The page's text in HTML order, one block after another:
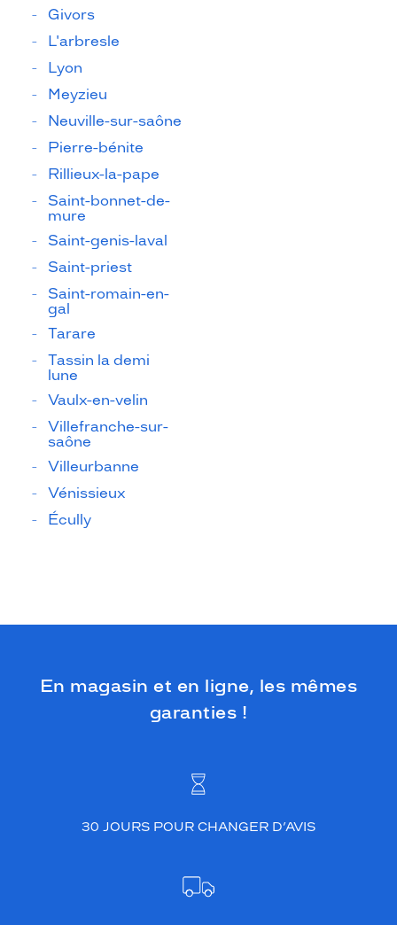
Givors
L'arbresle
Lyon
Meyzieu
Neuville-sur-saône
Pierre-bénite
Rillieux-la-pape
Saint-bonnet-de-
mure
Saint-genis-laval
Saint-priest
Saint-romain-en-
gal
Tarare
Tassin la demi
lune
Vaulx-en-velin
Villefranche-sur-
saône
Villeurbanne
Vénissieux
Écully
En magasin et en ligne, les mêmes
garanties !
30 JOURS POUR CHANGER D’AVIS